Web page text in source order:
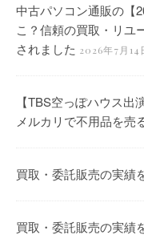
中古パソコン通販の【
こ？信頼の買取・リユ
されました 2026年7月14
【TBS空っぽハウス出
メルカリで不用品を売
買取・委託販売の実績
買取・委託販売の実績